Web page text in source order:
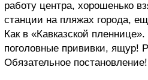
работу центра, хорошенько
станции на пляжах города,
Как в «Кавказской
поголовные прививки, ящур!
Обязательное постановление!